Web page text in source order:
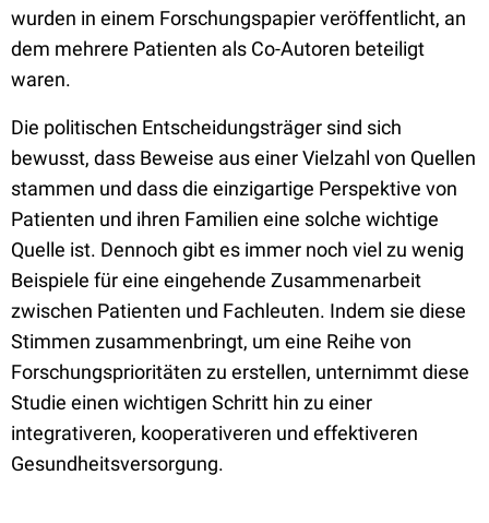
wurden in einem Forschungspapier veröffentlicht, an
dem mehrere Patienten als Co-Autoren beteiligt
waren.
Die politischen Entscheidungsträger sind sich
bewusst, dass Beweise aus einer Vielzahl von Quellen
stammen und dass die einzigartige Perspektive von
Patienten und ihren Familien eine solche wichtige
Quelle ist. Dennoch gibt es immer noch viel zu wenig
Beispiele für eine eingehende Zusammenarbeit
zwischen Patienten und Fachleuten. Indem sie diese
Stimmen zusammenbringt, um eine Reihe von
Forschungsprioritäten zu erstellen, unternimmt diese
Studie einen wichtigen Schritt hin zu einer
integrativeren, kooperativeren und effektiveren
Gesundheitsversorgung.